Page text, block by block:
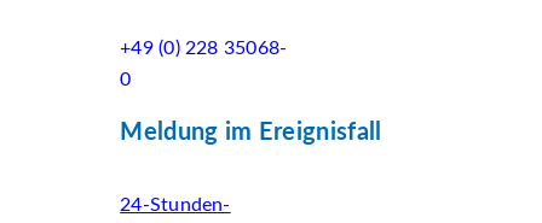
+49 (0) 228 35068-
0
Meldung im Ereignisfall
24-Stunden-